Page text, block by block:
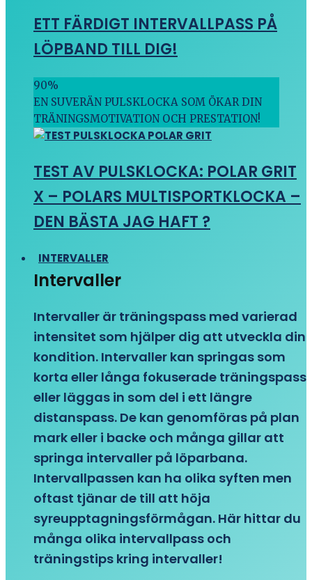
ETT FÄRDIGT INTERVALLPASS PÅ
LÖPBAND TILL DIG!
90%
EN SUVERÄN PULSKLOCKA SOM ÖKAR DIN
TRÄNINGSMOTIVATION OCH PRESTATION!
TEST AV PULSKLOCKA: POLAR GRIT
X – POLARS MULTISPORTKLOCKA –
DEN BÄSTA JAG HAFT ?
INTERVALLER
Intervaller
Intervaller är träningspass med varierad
intensitet som hjälper dig att utveckla din
kondition. Intervaller kan springas som
korta eller långa fokuserade träningspass
eller läggas in som del i ett längre
distanspass. De kan genomföras på plan
mark eller i backe och många gillar att
springa intervaller på löparbana.
Intervallpassen kan ha olika syften men
oftast tjänar de till att höja
syreupptagningsförmågan. Här hittar du
många olika intervallpass och
träningstips kring intervaller!